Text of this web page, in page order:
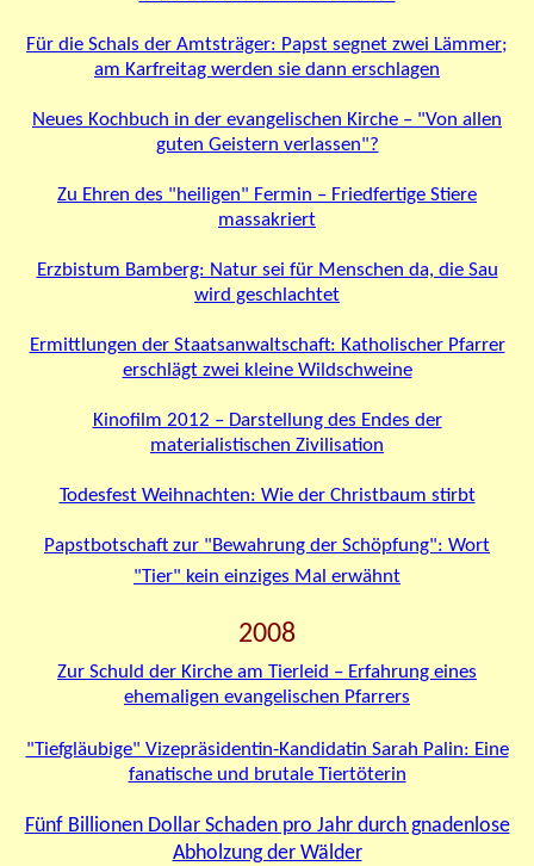
Für die Schals der Amtsträger: Papst segnet zwei Lämmer;
am Karfreitag werden sie dann erschlagen
Neues Kochbuch in der evangelischen Kirche – "Von allen
guten Geistern verlassen"?
Zu Ehren des "heiligen" Fermin – Friedfertige Stiere
massakriert
Erzbistum Bamberg: Natur sei für Menschen da, die Sau
wird geschlachtet
Ermittlungen der Staatsanwaltschaft: Katholischer Pfarrer
erschlägt zwei kleine Wildschweine
Kinofilm 2012 – Darstellung des Endes der
materialistischen Zivilisation
Todesfest Weihnachten: Wie der Christbaum stirbt
Papstbotschaft zur "Bewahrung der Schöpfung": Wort
"Tier" kein einziges Mal erwähnt
2008
Zur Schuld der Kirche am Tierleid – Erfahrung eines
ehemaligen evangelischen Pfarrers
"Tiefgläubige" Vizepräsidentin-Kandidatin Sarah Palin: Eine
fanatische und brutale Tiertöterin
Fünf Billionen Dollar Schaden pro Jahr durch gnadenlose
Abholzung der Wälder